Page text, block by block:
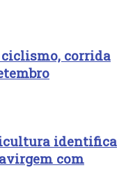
corrida
identifica
com